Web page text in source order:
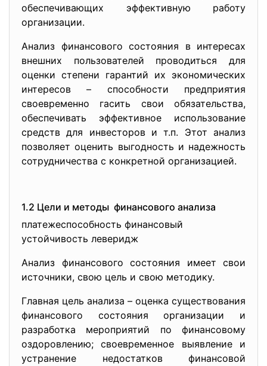
обеспечивающих эффективную работу
организации.
Анализ финансового состояния в интересах
внешних пользователей проводиться для
оценки степени гарантий их экономических
интересов – способности предприятия
своевременно гасить свои обязательства,
обеспечивать эффективное использование
средств для инвесторов и т.п. Этот анализ
позволяет оценить выгодность и надежность
сотрудничества с конкретной организацией.
1.2 Цели и методы финансового анализа
платежеспособность финансовый
устойчивость леверидж
Анализ финансового состояния имеет свои
источники, свою цель и свою методику.
Главная цель анализа – оценка существования
финансового состояния организации и
разработка мероприятий по финансовому
оздоровлению; своевременное выявление и
устранение недостатков финансовой